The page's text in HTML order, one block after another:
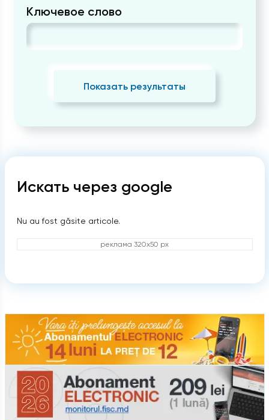
Ключевое слово
Показать результаты
Искать через google
Nu au fost găsite articole.
реклама 320x50 px